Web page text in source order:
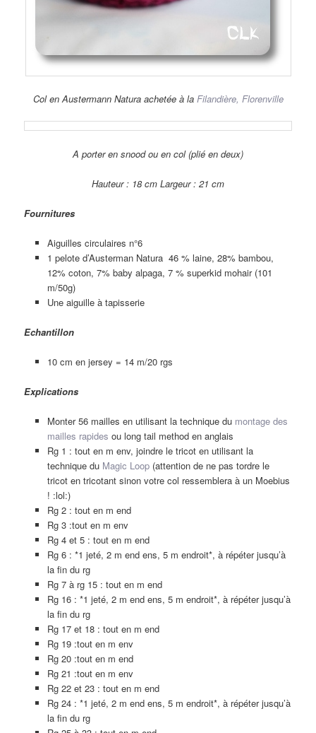
Col en Austermann Natura achetée à la Filandière, Florenville
A porter en snood ou en col (plié en deux)
Hauteur : 18 cm Largeur : 21 cm
Fournitures
Aiguilles circulaires n°6
1 pelote d’Austerman Natura 46 % laine, 28% bambou,
12% coton, 7% baby alpaga, 7 % superkid mohair (101
m/50g)
Une aiguille à tapisserie
Echantillon
10 cm en jersey = 14 m/20 rgs
Explications
Monter 56 mailles en utilisant la technique du montage des
mailles rapides ou long tail method en anglais
Rg 1 : tout en m env, joindre le tricot en utilisant la
technique du Magic Loop(attention de ne pas tordre le
tricot en tricotant sinon votre col ressemblera à un Moebius
! :lol:)
Rg 2 : tout en m end
Rg 3 :tout en m env
Rg 4 et 5 : tout en m end
Rg 6 : *1 jeté, 2 m end ens, 5 m endroit*, à répéter jusqu’à
la fin du rg
Rg 7 à rg 15 : tout en m end
Rg 16 : *1 jeté, 2 m end ens, 5 m endroit*, à répéter jusqu’à
la fin du rg
Rg 17 et 18 : tout en m end
Rg 19 :tout en m env
Rg 20 :tout en m end
Rg 21 :tout en m env
Rg 22 et 23 : tout en m end
Rg 24 : *1 jeté, 2 m end ens, 5 m endroit*, à répéter jusqu’à
la fin du rg